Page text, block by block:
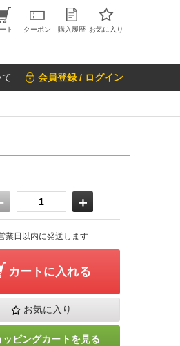
ト クーポン 購入履歴 お気に入り
会員登録 / ログイン
＋
業日以内に発送します
カートに入れる
お気に入り
ッピングカートを見る